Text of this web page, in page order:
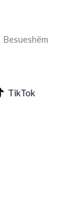
TikTok